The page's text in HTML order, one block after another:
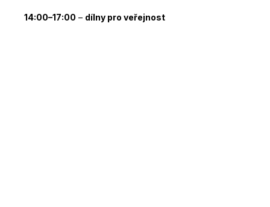
14:00–17:00 – dílny pro veřejnost